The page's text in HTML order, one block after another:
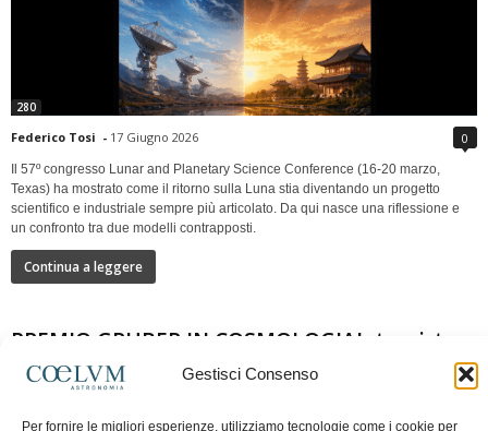
Gestisci Consenso
Per fornire le migliori esperienze, utilizziamo tecnologie come i cookie per
280
Federico Tosi - 17 Giugno 2026 0
Il 57º congresso Lunar and Planetary Science Conference (16-20 marzo,
Texas) ha mostrato come il ritorno sulla Luna stia diventando un progetto
scientifico e industriale sempre più articolato. Da qui nasce una riflessione e
un confronto tra due modelli contrapposti.
Continua a leggere
PREMIO GRUBER IN COSMOLOGIAIntervista a
Nazzareno Mandolesi